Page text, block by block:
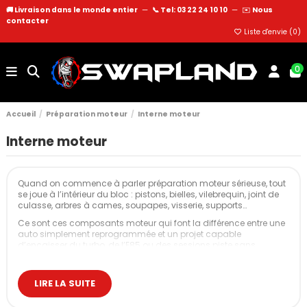
🚚 Livraison dans le monde entier — 📞 Tel: 03 22 24 10 10 — ✉️ Nous
contacter
Liste d'envie (0)
0
Accueil Préparation moteur Interne moteur
Interne moteur
Quand on commence à parler préparation moteur sérieuse, tout
se joue à l’intérieur du bloc : pistons, bielles, vilebrequin, joint de
culasse, arbres à cames, soupapes, visserie, supports…
Ce sont ces composants moteur qui font la différence entre une
auto simplement reprogrammée et un projet capable
Cette catégorie rassemble l’ensemble des composants moteur
internes performance proposés par Swapland, montés et validés
sur de vraies autos : drift, piste, rallye, route très sportive.
LIRE LA SUITE